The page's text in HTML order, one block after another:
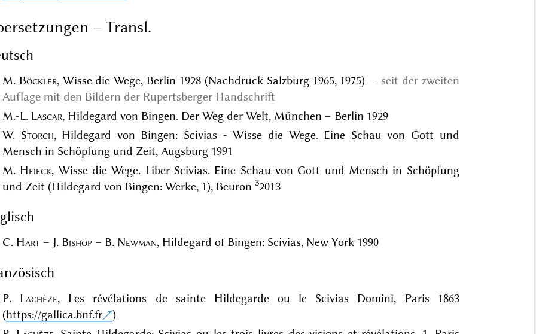
– Transl.
M. Böckler, Wisse die Wege, Berlin 1928 (Nachdruck Salzburg 1965, 1975)
seit der zweiten
Auflage mit den Bildern der Rupertsberger Handschrift
M.-L. Lascar, Hildegard von Bingen. Der Weg der Welt, München – Berlin 1929
W. Storch, Hildegard von Bingen: Scivias - Wisse die Wege. Eine Schau von Gott und
Mensch in Schöpfung und Zeit, Augsburg 1991
M. Heieck, Wisse die Wege. Liber Scivias. Eine Schau von Gott und Mensch in Schöpfung
und Zeit (Hildegard von Bingen: Werke, 1), Beuron 32013
C. Hart– J. Bishop– B. Newman, Hildegard of Bingen: Scivias, New York 1990
P. Lachèze, Les révélations de sainte Hildegarde ou le Scivias Domini, Paris 1863
(https://gallica.bnf.fr
)